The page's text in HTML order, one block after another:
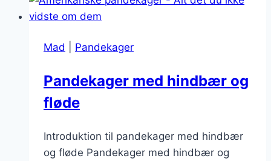
Mad Pandekager
Pandekager med hindbær og
fløde
Introduktion til pandekager med hindbær
og fløde Pandekager med hindbær og